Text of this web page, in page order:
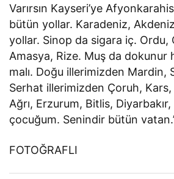
Varırsın Kayseri’ye
bütün yollar. Karadeniz,
yollar. Sinop da sigara iç. Ordu,
Amasya, Rize. Muş da dokunur
malı. Doğu illerimizden Mardin,
Serhat illerimizden Çoruh, Kars,
Ağrı, Erzurum, Bitlis,
çocuğum. Senindir bütün
FOTOĞRAFLI